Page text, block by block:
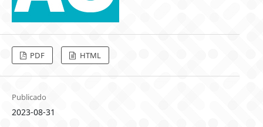
PDF HTML
Publicado
2023-08-31